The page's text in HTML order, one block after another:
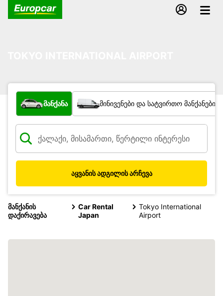
რა ტიპის ავტომობილი?
მანქანა მინივენები და სატვირთო მანქანები
აყვანის ადგილის არჩევა
მანქანის
დაქირავება
Car Rental
Japan
Tokyo International
Airport